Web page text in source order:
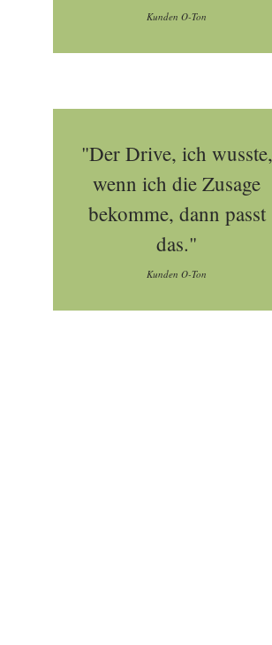
Kunden O-Ton
"Der Drive, ich wusste,
wenn ich die Zusage
bekomme, dann passt
das."
Kunden O-Ton